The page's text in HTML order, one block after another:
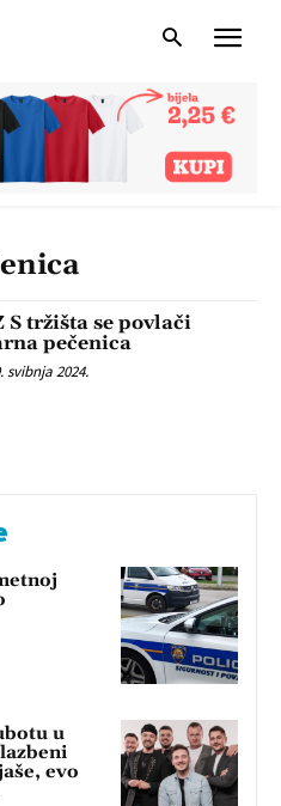
S tržišta se povlači
pečenica
svibnja 2024.
u
evo